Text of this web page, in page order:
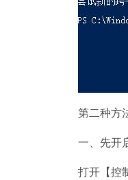
第二种方
一、先开
打开【控